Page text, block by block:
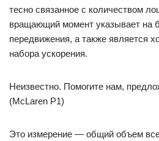
тесно связанное с количеством
вращающий момент указывает на
передвижения, а также является
набора ускорения.
Неизвестно. Помогите нам,
(McLaren P1)
Это измерение — общий объем